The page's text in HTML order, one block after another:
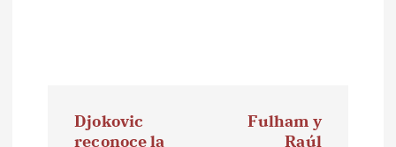
Djokovic
reconoce la
Fulham y
Raúl